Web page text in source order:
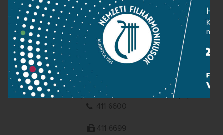
NEMZETI
FILHARMONIKUSOK
1095 Budapest, Komor Marcell u. 1. (Müpa)
411-6600
411-6699